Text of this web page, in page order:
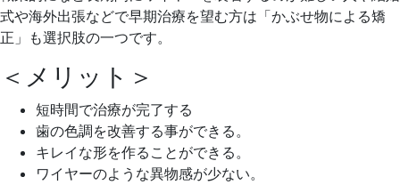
式や海外出張などで早期治療を望む方は「かぶせ物による矯
正」も選択肢の一つです。
＜メリット＞
短時間で治療が完了する
歯の色調を改善する事ができる。
キレイな形を作ることができる。
ワイヤーのような異物感が少ない。